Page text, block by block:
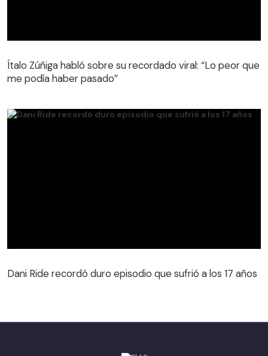
Ítalo Zúñiga habló sobre su recordado viral: “Lo peor que
me podía haber pasado”
Dani Ride recordó duro episodio que sufrió a los 17 años